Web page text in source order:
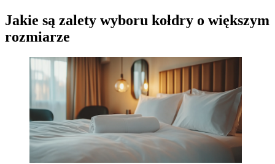
Jakie są zalety wyboru kołdry o większym
rozmiarze